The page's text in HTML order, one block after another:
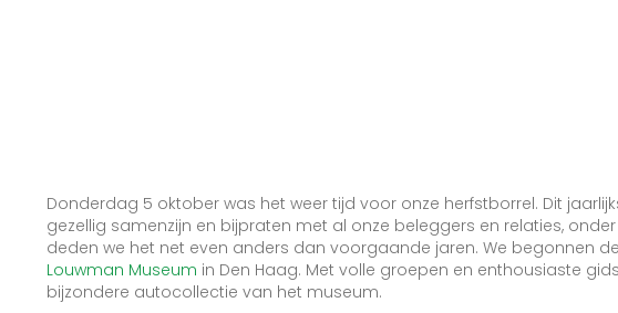
Donderdag 5 oktober was het weer tijd voor onze herfstborrel. Dit
gezellig samenzijn en bijpraten met al onze beleggers en relaties,
deden we het net even anders dan voorgaande jaren. We begonnen
Louwman Museum in Den Haag. Met volle groepen en enthousiaste
bijzondere autocollectie van het museum.